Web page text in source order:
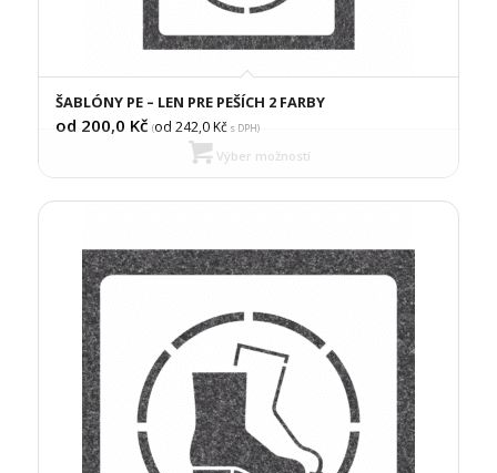
ŠABLÓNY PE – LEN PRE PEŠÍCH 2 FARBY
od 200,0 Kč (od 242,0Kčs DPH)
Výber možností